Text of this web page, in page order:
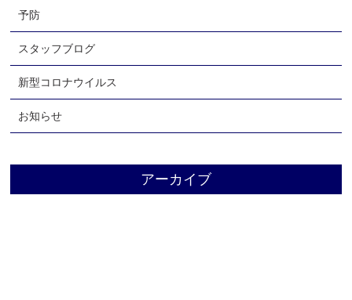
予防
スタッフブログ
新型コロナウイルス
お知らせ
アーカイブ